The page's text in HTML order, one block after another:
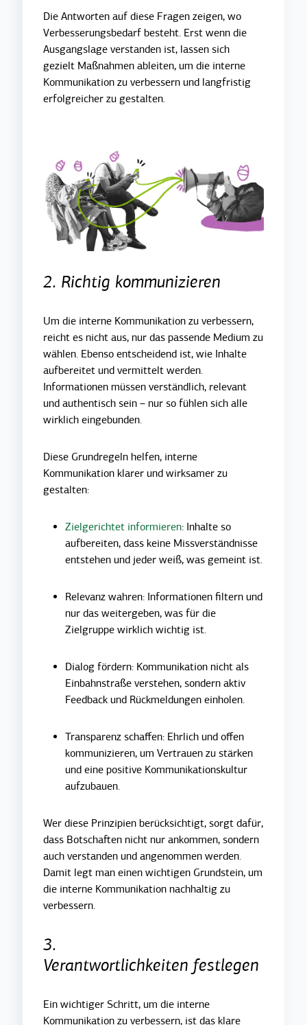
Die Antworten auf diese Fragen zeigen, wo
Verbesserungsbedarf besteht. Erst wenn die
Ausgangslage verstanden ist, lassen sich
gezielt Maßnahmen ableiten, um die interne
Kommunikation zu verbessern und langfristig
erfolgreicher zu gestalten.
2. Richtig kommunizieren
Um die interne Kommunikation zu verbessern,
reicht es nicht aus, nur das passende Medium zu
wählen. Ebenso entscheidend ist, wie Inhalte
aufbereitet und vermittelt werden.
Informationen müssen verständlich, relevant
und authentisch sein – nur so fühlen sich alle
wirklich eingebunden.
Diese Grundregeln helfen, interne
Kommunikation klarer und wirksamer zu
gestalten:
Zielgerichtet informieren: Inhalte so
aufbereiten, dass keine Missverständnisse
entstehen und jeder weiß, was gemeint ist.
Relevanz wahren: Informationen filtern und
nur das weitergeben, was für die
Zielgruppe wirklich wichtig ist.
Dialog fördern: Kommunikation nicht als
Einbahnstraße verstehen, sondern aktiv
Feedback und Rückmeldungen einholen.
Transparenz schaffen: Ehrlich und offen
kommunizieren, um Vertrauen zu stärken
und eine positive Kommunikationskultur
aufzubauen.
Wer diese Prinzipien berücksichtigt, sorgt dafür,
dass Botschaften nicht nur ankommen, sondern
auch verstanden und angenommen werden.
Damit legt man einen wichtigen Grundstein, um
die interne Kommunikation nachhaltig zu
verbessern.
3.
Verantwortlichkeiten festlegen
Ein wichtiger Schritt, um die interne
Kommunikation zu verbessern, ist das klare